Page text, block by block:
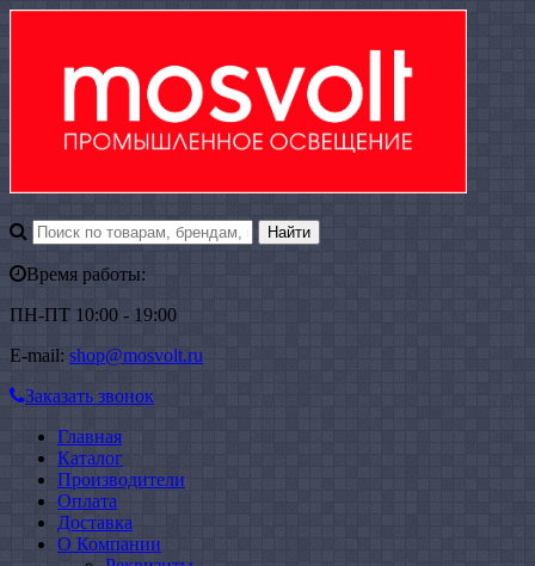
Время работы:
ПН-ПТ 10:00 - 19:00
E-mail: shop@mosvolt.ru
Заказать звонок
Главная
Каталог
Производители
Оплата
Доставка
О Компании